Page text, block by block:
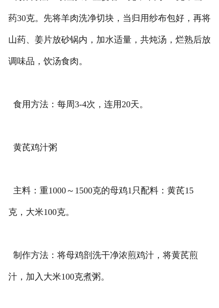
药30克。先将羊肉洗净切块，当归用纱布包好，再将
山药、姜片放砂锅内，加水适量，共炖汤，烂熟后放
调味品，饮汤食肉。
食用方法：每周3-4次，连用20天。
黄芪鸡汁粥
主料：重1000～1500克的母鸡1只配料：黄芪15
克，大米100克。
制作方法：将母鸡剖洗干净浓煎鸡汁，将黄芪煎
汁，加入大米100克煮粥。